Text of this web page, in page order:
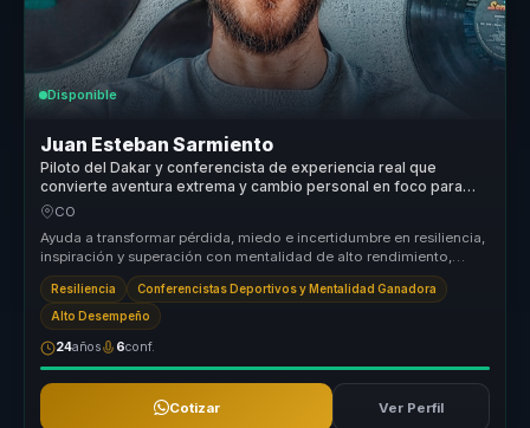
Disponible
Juan Esteban Sarmiento
Piloto del Dakar y conferencista de experiencia real que
convierte aventura extrema y cambio personal en foco para
equipos.
CO
Ayuda a transformar pérdida, miedo e incertidumbre en resiliencia,
inspiración y superación con mentalidad de alto rendimiento,
disciplin...
Resiliencia Conferencistas Deportivos y Mentalidad Ganadora
Alto Desempeño
24años 6conf.
Cotizar Ver Perfil